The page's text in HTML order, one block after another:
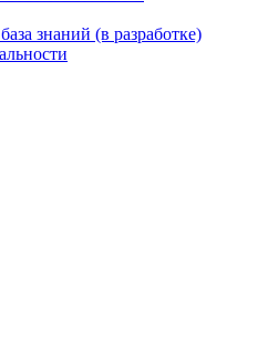
знаний (в разработке)